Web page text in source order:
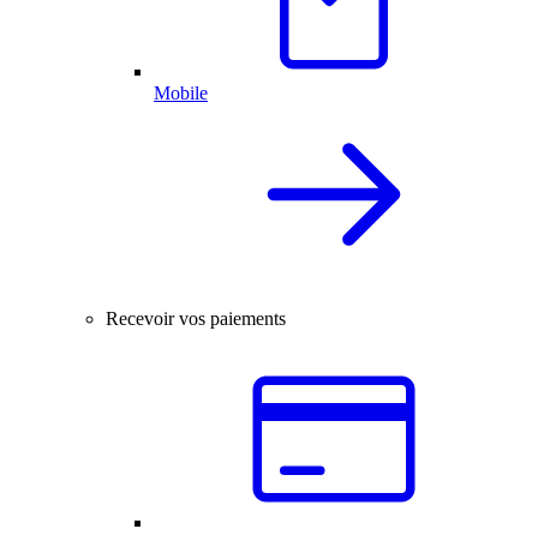
Mobile
Recevoir vos paiements